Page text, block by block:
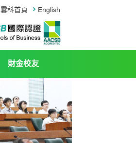
English
雲科首頁
財金校友